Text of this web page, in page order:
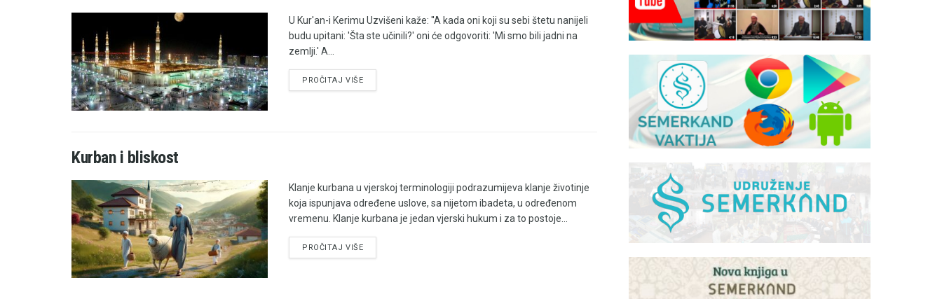
U Kur'an-i Kerimu Uzvišeni kaže: ''A kada oni koji su sebi štetu nanijeli
budu upitani: 'Šta ste učinili?' oni će odgovoriti: 'Mi smo bili jadni na
zemlji.' A...
PROČITAJ VIŠE
Kurban i bliskost
Klanje kurbana u vjerskoj terminologiji podrazumijeva klanje životinje
koja ispunjava određene uslove, sa nijetom ibadeta, u određenom
vremenu. Klanje kurbana je jedan vjerski hukum i za to postoje...
PROČITAJ VIŠE